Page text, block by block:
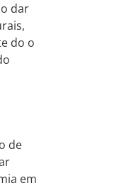
dar
do o
de
em